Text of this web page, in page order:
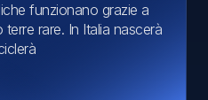
funzionano grazie a
rare. In Italia nascerà